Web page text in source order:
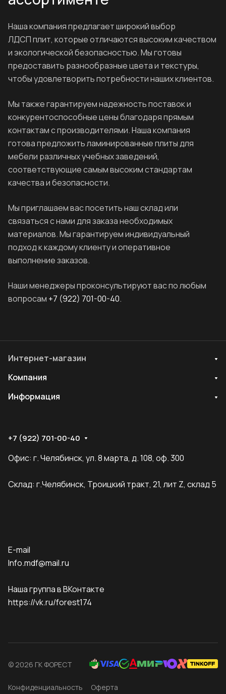
Наша компания предлагает широкий выбор
ЛДСП плит, которые отличаются высоким качеством
и экологической безопасностью. Мы готовы
предоставить разнообразные цвета и текстуры,
чтобы удовлетворить потребности наших клиентов.
Мы также гарантируем надежность поставок и
конкурентоспособные цены благодаря прямым
контактам с производителями. Наша компания
готова предложить ламинированные плиты для
мебели различных учебных заведений,
соответствующие самым высоким стандартам
качества и безопасности.
Мы приглашаем вас посетить наш склад или
связаться с нами для заказа необходимых
материалов. Мы гарантируем индивидуальный
подход к каждому клиенту и оперативное
выполнение заказов.
Наши менеджеры проконсультируют вас по любым
вопросам +7 (922) 701-00-40.
Интернет-магазин
Компания
Информация
+7 (922) 701-00-40
Офис: г. Челябинск, ул. 8 марта, д. 108, оф. 300
Склад: г.Челябинск, Троицкий тракт, 21, лит Z, склад 5
E-mail
Info.mdf@mail.ru
Наша группа в ВКонтакте
https://vk.ru/forest174
© 2026 ГК ФОРЕСТ
Конфиденциальность Оферта